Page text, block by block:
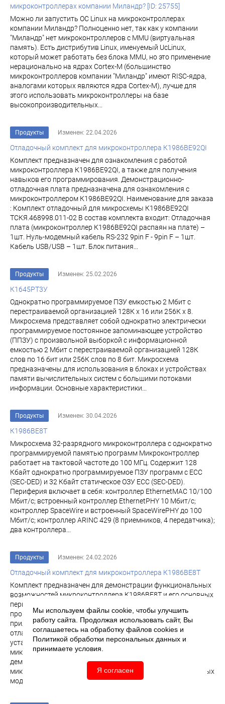
микроконтроллерах компании Миландр? [ID: 25755]
Можно ли запустить ОС Linux на микроконтроллерах
компании Миландр? Полноценно нет, так как у компании
"Миландр" нет микроконтроллеров с MMU (виртуальная
память). Есть дистрибутив Linux, именуемый UcLinux,
который может работать без блока MMU, но это применение
нерационально на ядрах Cortex-M (большинство
микроконтроллеров компании "Миландр" имеют RISC-ядра,
аналогами которых являются ядра Cortex-M), лучше для
этого использовать микроконтроллеры на базе
высокопроизводительных...
Продукты Изменен: 22.04.2026
Отладочный комплект для микроконтроллера К1986ВЕ92QI
Комплект предназначен для ознакомления с работой
микроконтроллера К1986ВЕ92QI, а также для получения
навыков его программирования. Демонстрационно-
отладочная плата предназначена для ознакомления с
микроконтроллером К1986ВЕ92QI. Наименование для заказа
: Комплект отладочный для микросхемы К1986ВЕ92QI
ТСКЯ.468998.011-02 В состав комплекта входит: Отладочная
плата (микроконтроллер К1986ВЕ92QI распаян на плате) –
1шт. Нуль-модемный кабель RS-232 9pin F - 9pin F – 1шт.
Кабель USB/USB – 1шт. Блок питания...
Продукты Изменен: 25.02.2026
К1645РТ3У
Однократно программируемое ПЗУ емкостью 2 Мбит с
перестраиваемой организацией 128К х 16 или 256К х 8.
Микросхема представляет собой однократно электрически
программируемое постоянное за­поминающее устройство
(ППЗУ) с произвольной выборкой с информационной
емкостью 2 Мбит с пе­рестраиваемой организацией 128К
слов по 16 бит или 256К слов по 8 бит. Микросхема
предназначены для использования в блоках и устройствах
памя­ти вычислительных систем с большими потоками
информации. Основные характеристики...
Продукты Изменен: 30.04.2026
К1986ВЕ8Т
Микросхема 32-разрядного микроконтроллера с однократно
программируемой памятью программ Микроконтроллер
работает на тактовой частоте до 100 МГц. Содержит 128
Кбайт однократно программируемое ПЗУ программ c ECC
(SEC-DED) и 32 Кбайт статическое ОЗУ ECC (SEC-DED).
Периферия включает в себя: контроллер EthernetMAC 10/100
Мбит/с; встроенный контроллер EthernetPHY 10 Мбит/с;
контроллер SpaceWire и встроенный SpaceWirePHY до 100
Мбит/с; контроллер ARINC 429 (8 приемников, 4 передатчика);
два контроллера...
Продукты Изменен: 24.02.2026
Отладочный комплект для микроконтроллера К1986ВЕ8Т
Комплект предназначен для демонстрации функциональных
возможностей микроконтроллера К1986ВЕ8Т и его основных
периферийных модулей, начальному обучению
программирования микроконтроллера с помощью
прилагаемой демонстрационной программы, а также
отладки собственных проектов с применением
установленных на плате блоков. Отладочный комплект для
микроконтроллера К1986ВЕ8Т Комплект предназначен для
демонстрации функциональных возможностей
микроконтроллера К1986ВЕ8Т и его основных периферийных
модулей...
Мы используем файлы cookie, чтобы улучшить
работу сайта. Продолжая использовать сайт, Вы
соглашаетесь на обработку файлов cookies и
Политикой обработки персональных данных и
принимаете условия.
Я согласен